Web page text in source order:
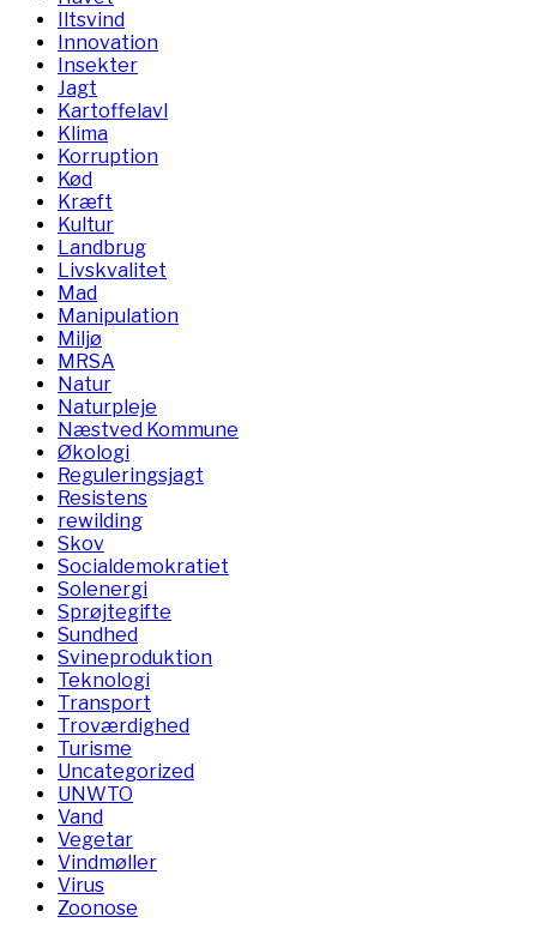
Iltsvind
Innovation
Insekter
Jagt
Kartoffelavl
Klima
Korruption
Kød
Kræft
Kultur
Landbrug
Livskvalitet
Mad
Manipulation
Miljø
MRSA
Natur
Naturpleje
Næstved Kommune
Økologi
Reguleringsjagt
Resistens
rewilding
Skov
Socialdemokratiet
Solenergi
Sprøjtegifte
Sundhed
Svineproduktion
Teknologi
Transport
Troværdighed
Turisme
Uncategorized
UNWTO
Vand
Vegetar
Vindmøller
Virus
Zoonose